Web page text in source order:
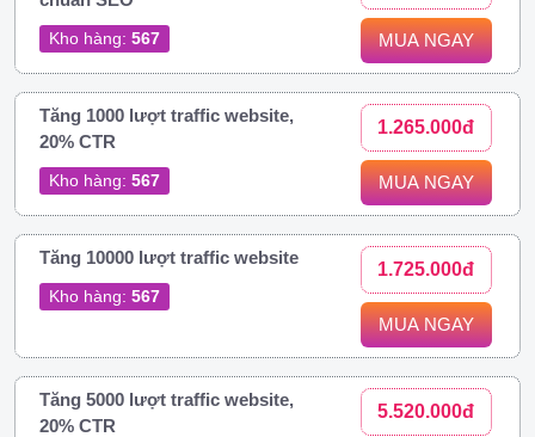
Kho hàng: 567 MUA NGAY
Tăng 1000 lượt traffic website,
20% CTR
Kho hàng: 567
1.265.000đ
MUA NGAY
Tăng 10000 lượt traffic website
Kho hàng: 567
1.725.000đ
MUA NGAY
Tăng 5000 lượt traffic website,
20% CTR
5.520.000đ